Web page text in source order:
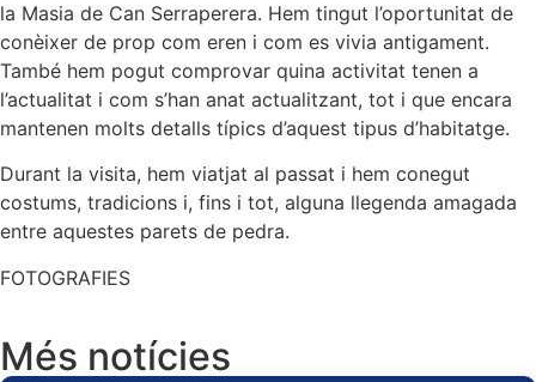
la Masia de Can Serraperera. Hem tingut l’oportunitat de
conèixer de prop com eren i com es vivia antigament.
També hem pogut comprovar quina activitat tenen a
l’actualitat i com s’han anat actualitzant, tot i que encara
mantenen molts detalls típics d’aquest tipus d’habitatge.
Durant la visita, hem viatjat al passat i hem conegut
costums, tradicions i, fins i tot, alguna llegenda amagada
entre aquestes parets de pedra.
FOTOGRAFIES
Més notícies